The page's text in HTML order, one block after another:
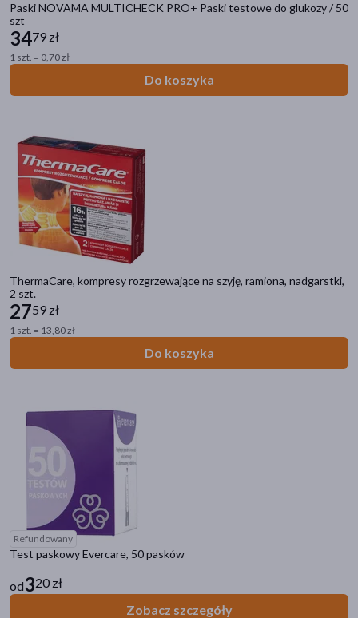
Paski NOVAMA MULTICHECK PRO+ Paski testowe do glukozy / 50
szt
3479 zł
1 szt. = 0,70 zł
Do koszyka
ThermaCare, kompresy rozgrzewające na szyję, ramiona, nadgarstki,
2 szt.
2759 zł
1 szt. = 13,80 zł
Do koszyka
Refundowany
Test paskowy Evercare, 50 pasków
od320 zł
Zobacz szczegóły
pokaż więcej